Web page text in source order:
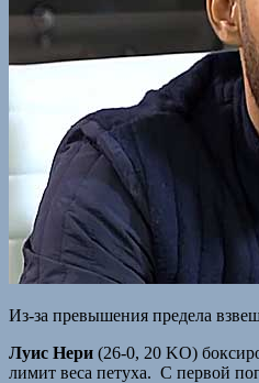
Из-за превышения предела
Луис Нери (26-0, 20 KO)
лимит веса петуха. С первой